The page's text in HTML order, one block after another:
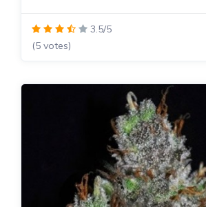
3.5/5
(5 votes)